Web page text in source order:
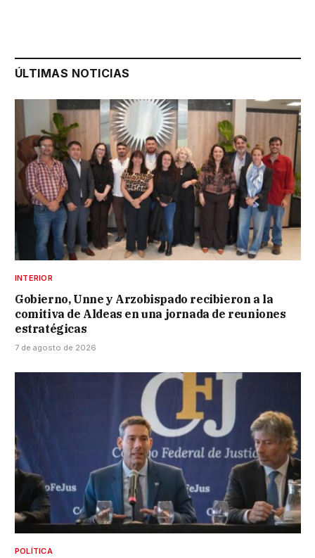
ÚLTIMAS NOTICIAS
INTERIOR
Gobierno, Unne y Arzobispado recibieron a la
comitiva de Aldeas en una jornada de reuniones
estratégicas
7 de agosto de 2026
POLÍTICA